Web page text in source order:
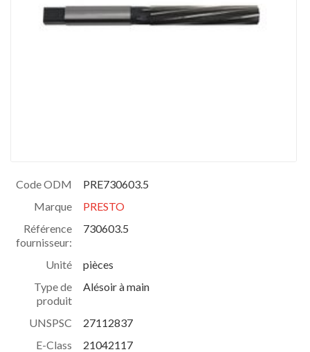
Code ODM
PRE730603.5
Marque
PRESTO
Référence
fournisseur:
730603.5
Unité
pièces
Type de
produit
Alésoir à main
UNSPSC
27112837
E-Class
21042117